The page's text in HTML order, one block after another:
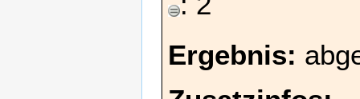
Ergebnis: